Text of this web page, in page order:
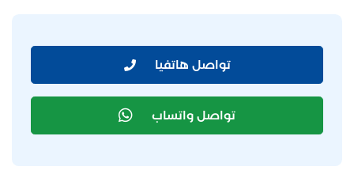
تواصل هاتفيا
تواصل واتساب